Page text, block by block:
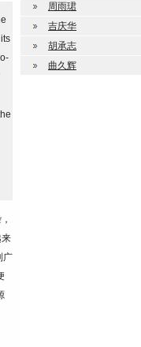
周雨珺
吉庆华
胡承志
曲久辉
广